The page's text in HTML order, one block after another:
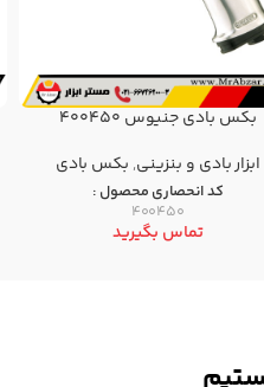
بکس بادی جنیوس 400450
ابزار بادی و بنزینی, بکس بادی
کد انحصاری محصول :
400450
تماس بگیرید